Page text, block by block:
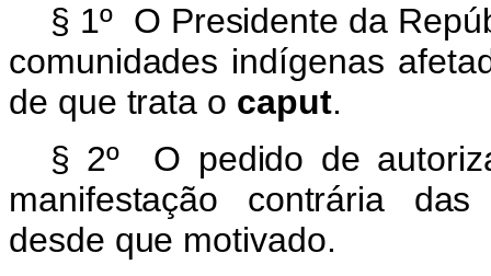
§ 1º O Presidente da
comunidades indígenas
de que trata o caput.
§ 2º O pedido de
manifestação contrária
desde que motivado.